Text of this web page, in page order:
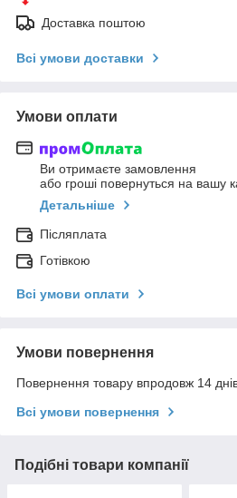
Доставка поштою
Всі умови доставки
Умови оплати
Ви отримаєте замовлення
або гроші повернуться на вашу
Детальніше
Післяплата
Готівкою
Всі умови оплати
Умови повернення
Повернення товару впродовж 14
Всі умови повернення
Подібні товари компанії